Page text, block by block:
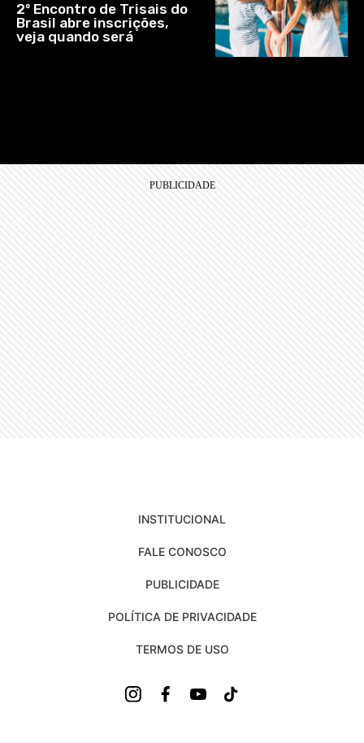
2º Encontro de Trisais do
Brasil abre inscrições,
veja quando será
INSTITUCIONAL
FALE CONOSCO
PUBLICIDADE
POLÍTICA DE PRIVACIDADE
TERMOS DE USO